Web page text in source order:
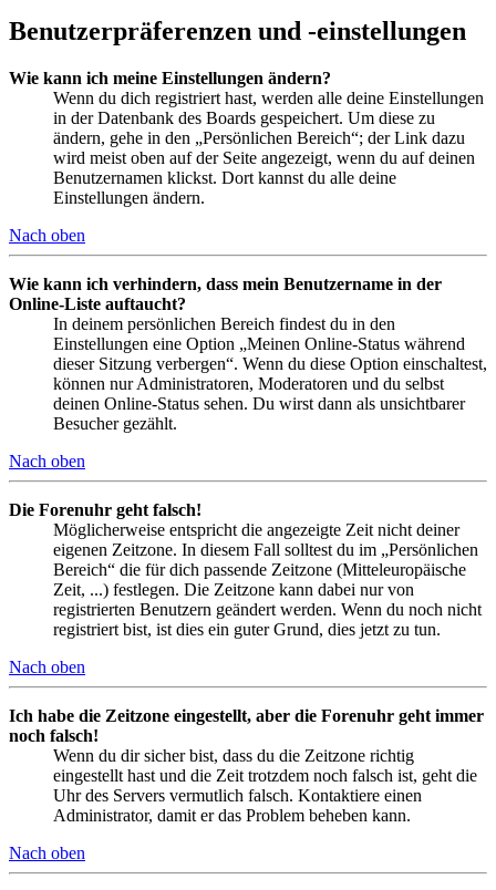
Benutzerpräferenzen und -einstellungen
Wie kann ich meine Einstellungen ändern?
Wenn du dich registriert hast, werden alle deine Einstellungen
in der Datenbank des Boards gespeichert. Um diese zu
ändern, gehe in den „Persönlichen Bereich“; der Link dazu
wird meist oben auf der Seite angezeigt, wenn du auf deinen
Benutzernamen klickst. Dort kannst du alle deine
Einstellungen ändern.
Nach oben
Wie kann ich verhindern, dass mein Benutzername in der
Online-Liste auftaucht?
In deinem persönlichen Bereich findest du in den
Einstellungen eine Option „Meinen Online-Status während
dieser Sitzung verbergen“. Wenn du diese Option einschaltest,
können nur Administratoren, Moderatoren und du selbst
deinen Online-Status sehen. Du wirst dann als unsichtbarer
Besucher gezählt.
Nach oben
Die Forenuhr geht falsch!
Möglicherweise entspricht die angezeigte Zeit nicht deiner
eigenen Zeitzone. In diesem Fall solltest du im „Persönlichen
Bereich“ die für dich passende Zeitzone (Mitteleuropäische
Zeit, ...) festlegen. Die Zeitzone kann dabei nur von
registrierten Benutzern geändert werden. Wenn du noch nicht
registriert bist, ist dies ein guter Grund, dies jetzt zu tun.
Nach oben
Ich habe die Zeitzone eingestellt, aber die Forenuhr geht immer
noch falsch!
Wenn du dir sicher bist, dass du die Zeitzone richtig
eingestellt hast und die Zeit trotzdem noch falsch ist, geht die
Uhr des Servers vermutlich falsch. Kontaktiere einen
Administrator, damit er das Problem beheben kann.
Nach oben